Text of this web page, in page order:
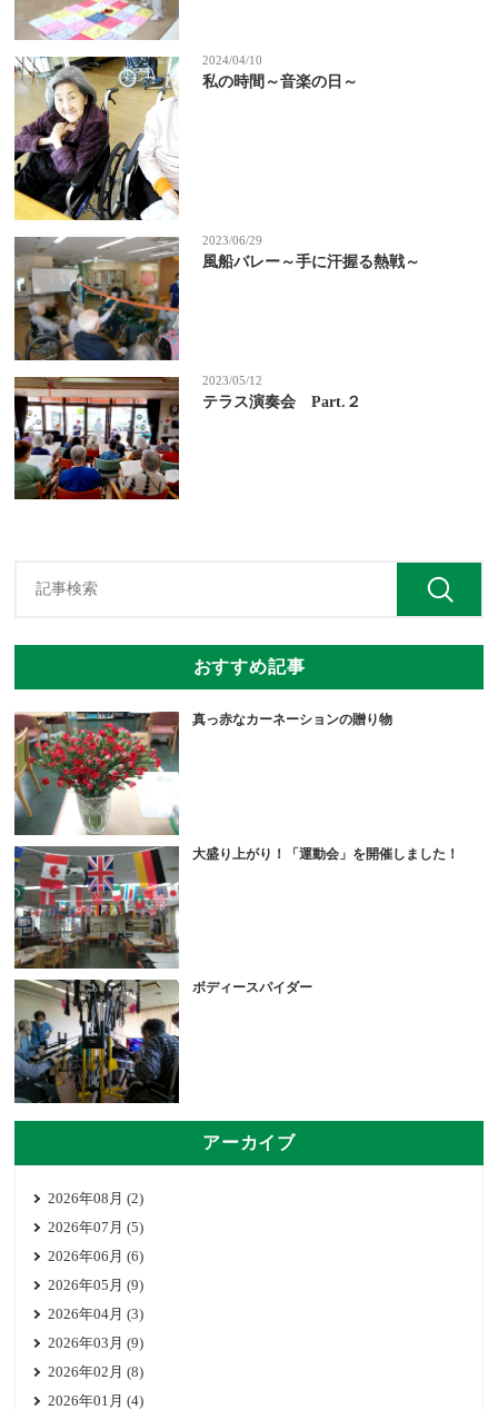
2024/04/10
私の時間～音楽の日～
2023/06/29
風船バレー～手に汗握る熱戦～
2023/05/12
テラス演奏会 Part.２
おすすめ記事
真っ赤なカーネーションの贈り物
大盛り上がり！「運動会」を開催しました！
ボディースパイダー
アーカイブ
2026年08月 (2)
2026年07月 (5)
2026年06月 (6)
2026年05月 (9)
2026年04月 (3)
2026年03月 (9)
2026年02月 (8)
2026年01月 (4)